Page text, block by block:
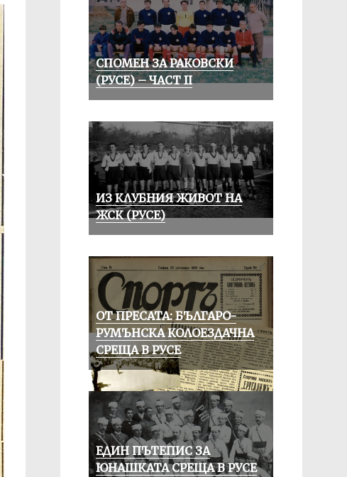
СПОМЕН ЗА РАКОВСКИ
(РУСЕ) – ЧАСТ II
ИЗ КЛУБНИЯ ЖИВОТ НА
ЖСК (РУСЕ)
ОТ ПРЕСАТА: БЪЛГАРО-
РУМЪНСКА КОЛОЕЗДАЧНА
СРЕЩА В РУСЕ
ЕДИН ПЪТЕПИС ЗА
ЮНАШКАТА СРЕЩА В РУСЕ